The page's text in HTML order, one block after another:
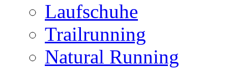
Laufschuhe
Trailrunning
Natural Running